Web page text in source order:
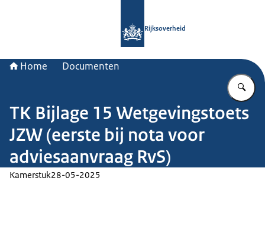
Rijksoverheid
Home Documenten
TK Bijlage 15 Wetgevingstoets
JZW (eerste bij nota voor
adviesaanvraag RvS)
Kamerstuk28-05-2025